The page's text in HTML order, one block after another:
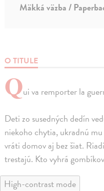
O TITULE
Qui va remporter la
Deti zo susedných dedín
niekoho chytia, ukradnú
vráti domov aj bez šiat.
trestajú. Kto vyhrá
Mäkká väzba /
High-contrast mode